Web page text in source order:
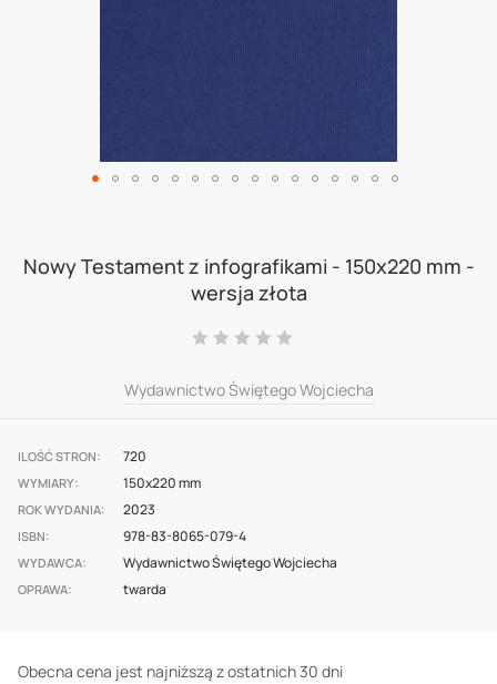
gallery
Nowy Testament z infografikami - 150x220 mm -
wersja złota
Ocena:
Wydawnictwo Świętego Wojciecha
ILOŚĆ STRON 720
WYMIARY 150x220 mm
ROK WYDANIA 2023
ISBN 978-83-8065-079-4
WYDAWCA Wydawnictwo Świętego Wojciecha
OPRAWA twarda
Obecna cena jest najniższą z ostatnich 30 dni